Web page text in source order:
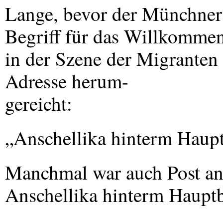
Lange, bevor der
Begriff für das
in der Szene der
Adresse herum-
gereicht:
„Anschellika hinterm
Manchmal war auch Post
Anschellika hinterm